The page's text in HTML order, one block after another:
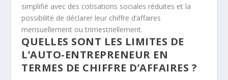
simplifié avec des cotisations sociales réduites et la
possibilité de déclarer leur chiffre d’affaires
mensuellement ou trimestriellement.
QUELLES SONT LES LIMITES DE
L’AUTO-ENTREPRENEUR EN
TERMES DE CHIFFRE D’AFFAIRES ?